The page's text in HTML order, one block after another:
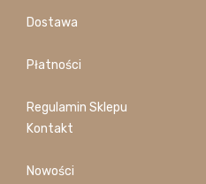
Dostawa
Płatności
Regulamin Sklepu
Kontakt
Nowości